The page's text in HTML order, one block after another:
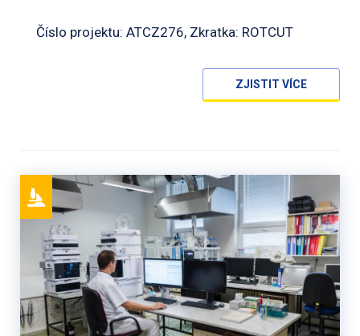
Číslo projektu: ATCZ276, Zkratka: ROTCUT
ZJISTIT VÍCE